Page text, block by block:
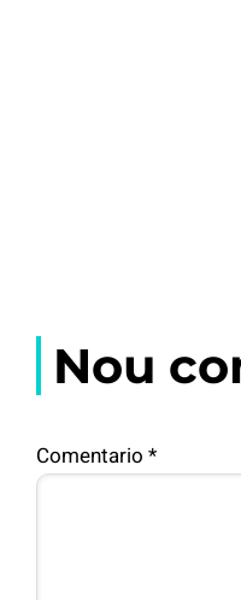
Nou
Comentario *